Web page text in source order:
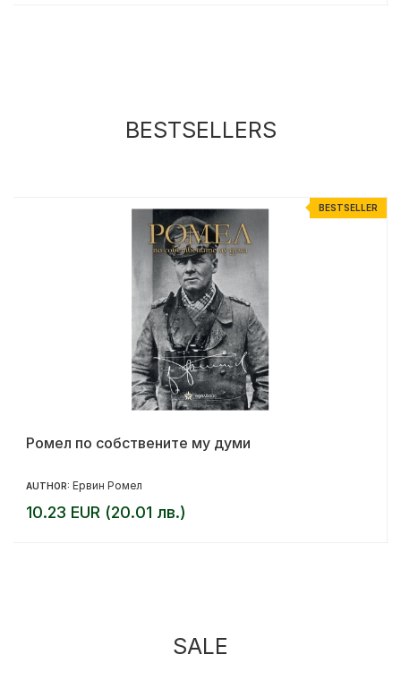
BESTSELLERS
BESTSELLER
Ромел по собствените му думи
AUTHOR: Ервин Ромел
10.23 EUR (20.01 лв.)
SALE